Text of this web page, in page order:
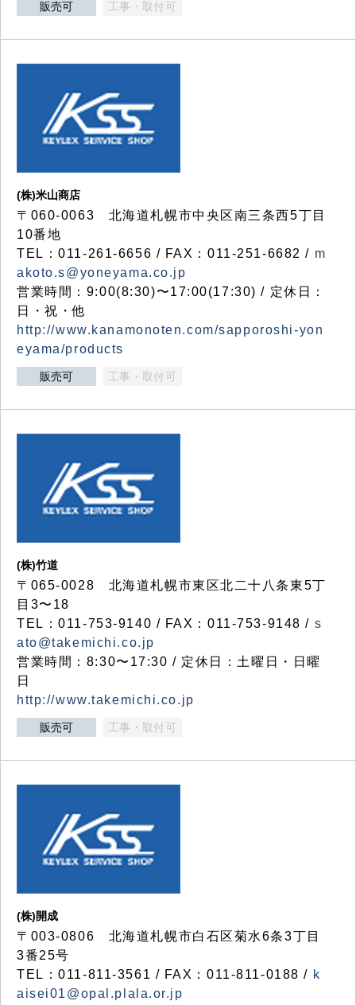
販売可 工事・取付可
(株)米山商店
〒060-0063 北海道札幌市中央区南三条西5丁目
10番地
TEL：011-261-6656 / FAX：011-251-6682 / m
akoto.s@yoneyama.co.jp
営業時間：9:00(8:30)〜17:00(17:30) / 定休日：
日・祝・他
http://www.kanamonoten.com/sapporoshi-yon
eyama/products
販売可 工事・取付可
(株)竹道
〒065-0028 北海道札幌市東区北二十八条東5丁
目3〜18
TEL：011-753-9140 / FAX：011-753-9148 / s
ato@takemichi.co.jp
営業時間：8:30〜17:30 / 定休日：土曜日・日曜
日
http://www.takemichi.co.jp
販売可 工事・取付可
(株)開成
〒003-0806 北海道札幌市白石区菊水6条3丁目
3番25号
TEL：011-811-3561 / FAX：011-811-0188 / k
aisei01@opal.plala.or.jp